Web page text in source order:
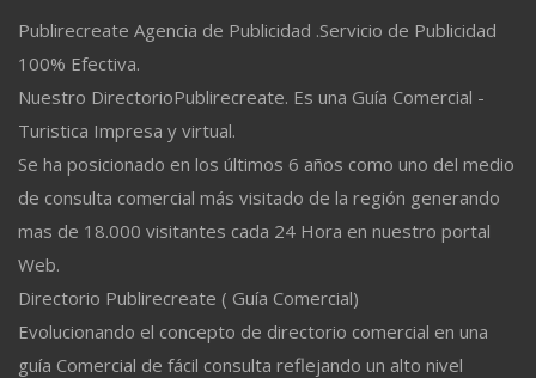
Publirecreate Agencia de Publicidad .Servicio de Publicidad
100% Efectiva.
Nuestro DirectorioPublirecreate. Es una Guía Comercial -
Turistica Impresa y virtual.
Se ha posicionado en los últimos 6 años como uno del medio
de consulta comercial más visitado de la región generando
mas de 18.000 visitantes cada 24 Hora en nuestro portal
Web.
Directorio Publirecreate ( Guía Comercial)
Evolucionando el concepto de directorio comercial en una
guía Comercial de fácil consulta reflejando un alto nivel